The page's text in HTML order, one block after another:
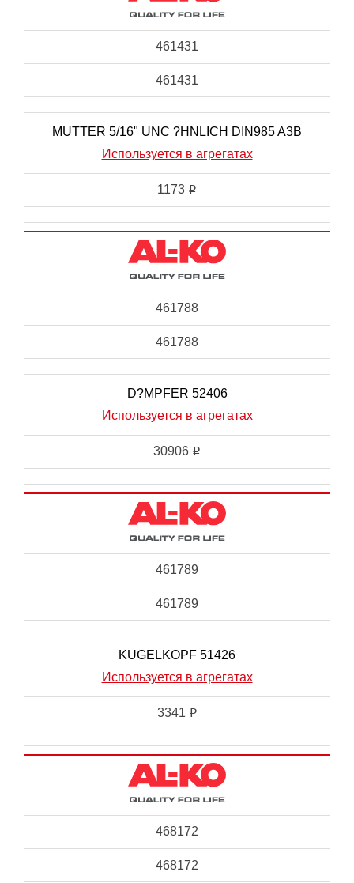
461431
461431
MUTTER 5/16" UNC ?HNLICH DIN985 A3B
Используется в агрегатах
1173 i
461788
461788
D?MPFER 52406
Используется в агрегатах
30906 i
461789
461789
KUGELKOPF 51426
Используется в агрегатах
3341 i
468172
468172